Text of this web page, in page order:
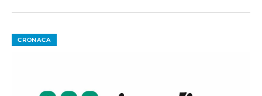
CRONACA